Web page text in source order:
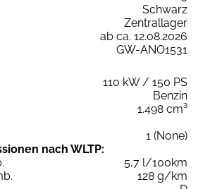
Schwarz
Zentrallager
ab ca. 12.08.2026
GW-ANO1531
110 kW / 150 PS
Benzin
1.498 cm³
1 (None)
nach WLTP:
5,7 l/100km
128 g/km